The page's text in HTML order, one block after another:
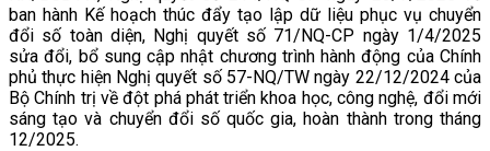
ban hành Kế hoạch thúc đẩy tạo lập dữ liệu phục vụ chuyển
đổi số toàn diện, Nghị quyết số 71/NQ-CP ngày 1/4/2025
sửa đổi, bổ sung cập nhật chương trình hành động của Chính
phủ thực hiện Nghị quyết số 57-NQ/TW ngày 22/12/2024 của
Bộ Chính trị về đột phá phát triển khoa học, công nghệ, đổi mới
sáng tạo và chuyển đổi số quốc gia, hoàn thành trong tháng
12/2025.